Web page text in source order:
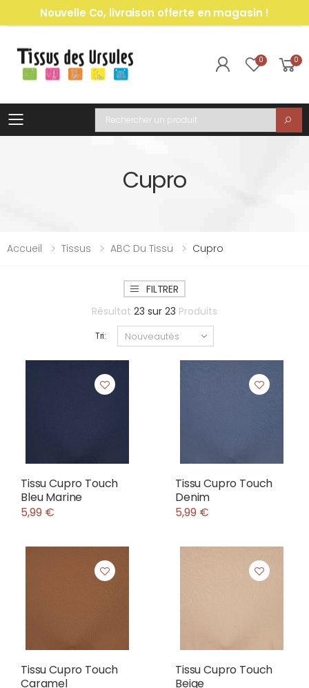
Nouvelle Co, livraison offerte en magasin !
0 0
Toggle mobile menu
Recherche
Cupro
Accueil Tissus ABC Du Tissu Cupro
FILTRER
Résultat 23 sur 23 Produits
Tri:
Tissu Cupro Touch
Bleu Marine
5,99 €
Tissu Cupro Touch
Denim
5,99 €
Tissu Cupro Touch
Caramel
Tissu Cupro Touch
Beige